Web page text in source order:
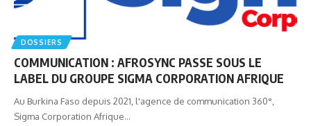
DOSSIERS
COMMUNICATION : AFROSYNC PASSE SOUS LE
LABEL DU GROUPE SIGMA CORPORATION AFRIQUE
Au Burkina Faso depuis 2021, l'agence de communication 360°,
Sigma Corporation Afrique…